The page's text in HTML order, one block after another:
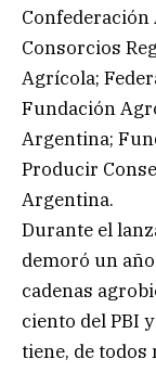
Confederación
Consorcios
Agrícola;
Fundación
Argentina;
Producir
Argentina.
Durante el
demoró un
cadenas
ciento del PBI
tiene, de